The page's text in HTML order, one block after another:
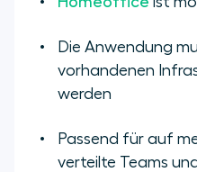
Die Anwendung
vorhandenen
werden
Passend für auf
verteilte Teams